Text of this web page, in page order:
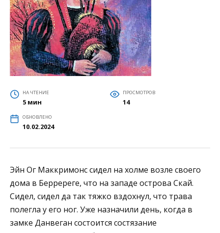
НА ЧТЕНИЕ
5 мин
ПРОСМОТРОВ
14
ОБНОВЛЕНО
10.02.2024
Эйн Ог Маккримонс сидел на холме возле своего
дома в Берререге, что на западе острова Скай.
Сидел, сидел да так тяжко вздохнул, что трава
полегла у его ног. Уже назначили день, когда в
замке Данвеган состоится состязание